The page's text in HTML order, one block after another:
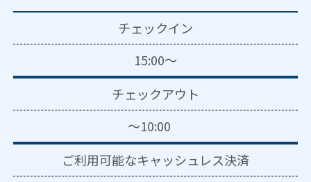
チェックイン
15:00～
チェックアウト
～10:00
ご利用可能なキャッシュレス決済